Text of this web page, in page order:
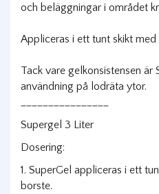
och beläggningar i området
Appliceras i ett tunt skikt med
Tack vare gelkonsistensen är
användning på lodräta ytor.
Supergel 3 Liter
Dosering:
1. SuperGel appliceras i ett
borste.